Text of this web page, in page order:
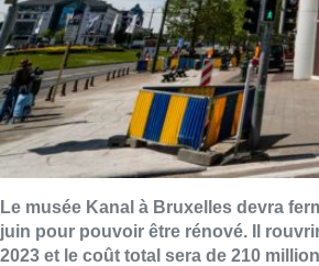
Le musée Kanal à Bruxelles devra
juin pour pouvoir être rénové. Il
2023 et le coût total sera de 210